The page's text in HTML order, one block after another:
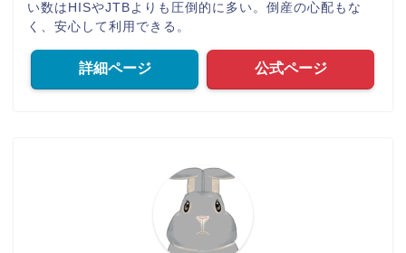
い数はHISやJTBよりも圧倒的に多い。倒産の心配もな
く、安心して利用できる。
詳細ページ 公式ページ